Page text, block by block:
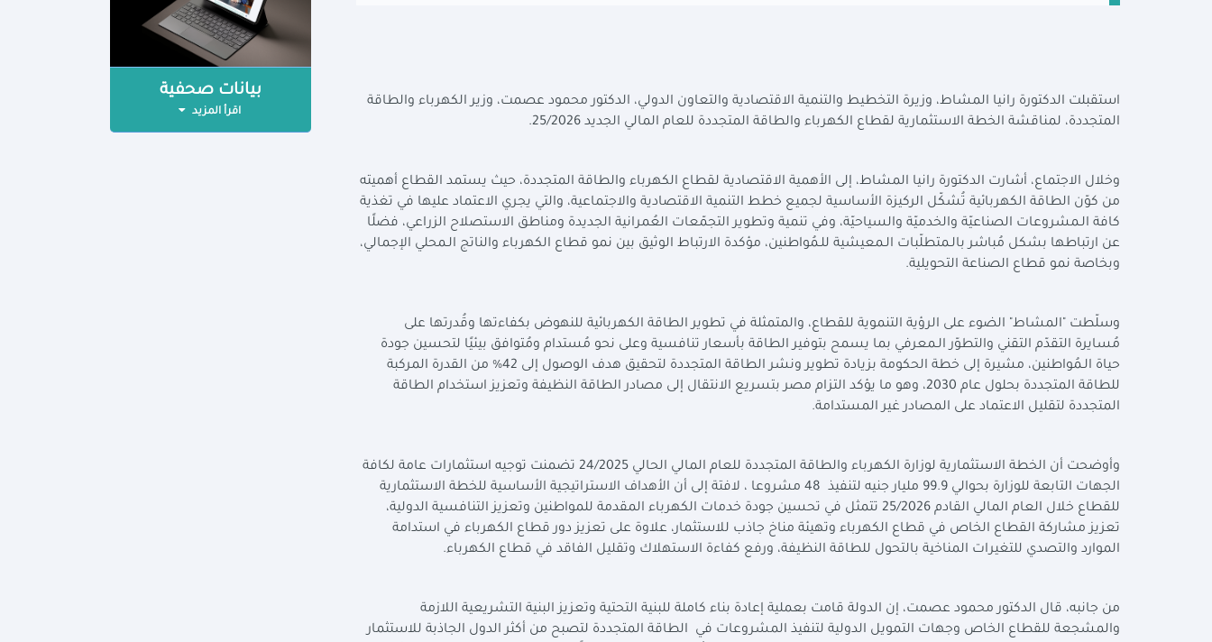
استقبلت الدكتورة رانيا المشاط، وزيرة التخطيط والتنمية الاقتصادية والتعاون الدولي، الدكتور محمود عصمت، وزير الكهرباء والطاقة
المتجددة، لمناقشة الخطة الاستثمارية لقطاع الكهرباء والطاقة المتجددة للعام المالي الجديد 25/2026
.
وخلال الاجتماع، أشارت الدكتورة رانيا المشاط، إلى الأهمية الاقتصادية لقطاع الكهرباء والطاقة المتجددة، حيث يستمد القطاع أهميته
من كوّن الطاقة الكهربائية تُشكّل الركيزة الأساسية لجميع خطط التنمية الاقتصادية والاجتماعية، والتي يجري الاعتماد عليها في تغذية
كافة الـمشروعات الصناعيّة والخدميّة والسياحيّة، وفي تنمية وتطوير التجمّعات العُمرانية الجديدة ومناطق الاستصلاح الزراعي، فضلًا
عن ارتباطها بشكل مُباشر بالـمتطلّبات الـمعيشية للـمُواطنين، مؤكدة الارتباط الوثيق بين نمو قطاع الكهرباء والناتج الـمحلي الإجمالي،
وبخاصة نمو قطاع الصناعة التحويلية.
وسلّطت "المشاط" الضوء على الرؤية التنموية للقطاع، والمتمثلة في تطوير الطاقة الكهربائية للنهوض بكفاءتها وقُدرتها على
مُسايرة التقدّم التقني والتطوّر الـمعرفي بما يسمح بتوفير الطاقة بأسعار تنافسية وعلى نحو مُستدام ومُتوافق بيئيًا لتحسين جودة
حياة الـمُواطنين، مشيرة إلى خطة الحكومة بزيادة تطوير ونشر الطاقة المتجددة لتحقيق هدف الوصول إلى 42% من القدرة المركبة
للطاقة المتجددة بحلول عام 2030، وهو ما يؤكد التزام مصر بتسريع الانتقال إلى مصادر الطاقة النظيفة وتعزيز استخدام الطاقة
المتجددة لتقليل الاعتماد على المصادر غير المستدامة.
وأوضحت أن الخطة الاستثمارية لوزارة الكهرباء والطاقة المتجددة للعام المالي الحالي 24/2025 تضمنت توجيه استثمارات عامة لكافة
الجهات التابعة للوزارة بحوالي 99.9 مليار جنيه لتنفيذ 48 مشروعا ، لافتة إلى أن الأهداف الاستراتيجية الأساسية للخطة الاستثمارية
للقطاع خلال العام المالي القادم 25/2026 تتمثل في تحسين جودة خدمات الكهرباء المقدمة للمواطنين وتعزيز التنافسية الدولية،
تعزيز مشاركة القطاع الخاص في قطاع الكهرباء وتهيئة مناخ جاذب للاستثمار، علاوة على تعزيز دور قطاع الكهرباء في استدامة
الموارد والتصدي للتغيرات المناخية بالتحول للطاقة النظيفة، ورفع كفاءة الاستهلاك وتقليل الفاقد في قطاع الكهرباء.
من جانبه، قال الدكتور محمود عصمت، إن الدولة قامت بعملية إعادة بناء كاملة للبنية التحتية وتعزيز البنية التشريعية اللازمة
والمشجعة للقطاع الخاص وجهات التمويل الدولية لتنفيذ المشروعات في الطاقة المتجددة لتصبح من أكثر الدول الجاذبة للاستثمار
بيانات صحفية
اقرأ المزيد